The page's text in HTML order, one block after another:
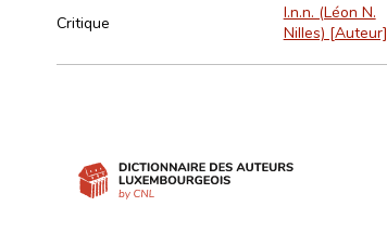
Critique
l.n.n. (Léon N.
Nilles) [Auteur]